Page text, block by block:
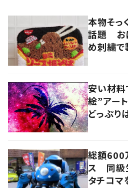
本物そっ
話題 お
め刺繍で
安い材料
絵”アー
どっぷり
総額600
ス 同級
タチコマ